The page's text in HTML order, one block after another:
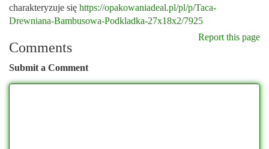
charakteryzuje się https://opakowaniadeal.pl/pl/p/Taca-
Drewniana-Bambusowa-Podkladka-27x18x2/7925
Report this page
Comments
Submit a Comment